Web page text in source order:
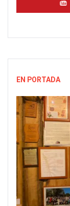
EN PORTADA